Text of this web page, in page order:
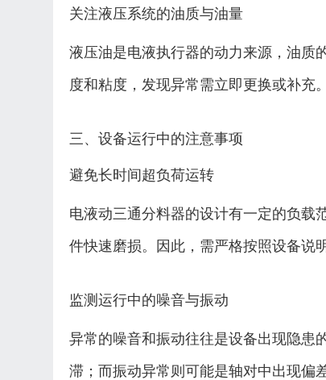
关注液压系统的油质与油量
液压油是电液执行器的动力来源，油质
度和粘度，发现异常需立即更换或补充。
三、设备运行中的注意事项
避免长时间超负荷运转
电液动三通分料器的设计有一定的负载
件快速磨损。因此，需严格按照设备说
监测运行中的噪音与振动
异常的噪音和振动往往是设备出现隐患
滞；而振动异常则可能是轴对中出现偏